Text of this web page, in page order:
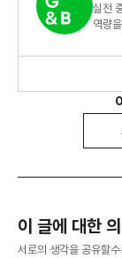
실전
역량
이 글에 대한
서로의 생각을 공유할